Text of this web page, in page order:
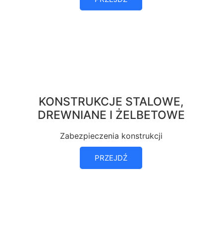
KONSTRUKCJE STALOWE,
DREWNIANE I ŻELBETOWE
Zabezpieczenia konstrukcji
PRZEJDŹ